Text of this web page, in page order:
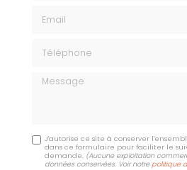
Message
J'autorise ce site à conserver
dans ce formulaire pour faciliter le
demande. (Aucune exploitation
données conservées. Voir notre politique